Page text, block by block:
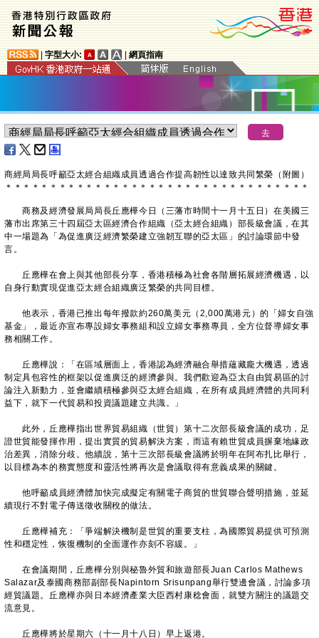
字型大小: 網頁指南
商經局局長呼籲亞太經合組織成員透過合作提高韌性以達致共同繁榮（附圖）
＊ ＊ ＊ ＊ ＊ ＊ ＊ ＊ ＊ ＊ ＊ ＊ ＊ ＊ ＊ ＊ ＊ ＊ ＊ ＊ ＊ ＊ ＊ ＊ ＊ ＊ ＊ ＊ ＊ ＊ ＊ ＊ ＊ ＊
商務及經濟發展局局長丘應樺今日（三藩市時間十一月十五日）在美國三
藩市出席第三十四屆亞太區經濟合作組織（亞太經合組織）部長級會議，在其
中一場題為「為促進廣泛經濟繁榮建立強韌互聯的亞太區」的討論環節中發
言。
丘應樺在會上與其他部長分享，香港積極為社會各階層拓展經濟機遇，以
自身行動實現促進亞太經合組織廣泛繁榮的共同目標。
他表示，香港已推出每年撥款約260萬美元（2,000萬港元）的「婦女自強
基金」，最近亦宣布專設婦女事務組和設立婦女事務專員，全方位督導婦女事
務相關工作。
丘應樺說：「在區域層面上，香港認為經濟融合舉措蘊藏龐大機遇，透過
制定具包容性的框架以促進廣泛的經濟參與。我們歡迎為亞太自由貿易區的討
論注入新動力，並會繼續積極參與亞太經合組織，在所有成員經濟體的共同利
益下，就下一代貿易和投資議題建立共識。」
此外，丘應樺指出世界貿易組織（世貿）第十二次部長級會議的成功，足
證世貿能發揮作用，提出實質的貿易解決方案，而這有賴世貿成員摒棄地緣政
治差異，消除分歧。他續說，第十三次部長級會議將於明年在阿布扎比舉行，
以目標為本的務實態度和靈活性將再次是會議取得有意義成果的關鍵。
他呼籲成員經濟體加快完成擬定有關電子商貿的世貿聯合聲明措施，並延
續現行不對電子傳送徵收關稅的做法。
丘應樺補充：「爭端解決機制是世貿的重要支柱，為國際貿易提供可預測
性和穩定性，恢復機制的全面運作亦刻不容緩。」
在會議期間，丘應樺分別與秘魯外貿和旅遊部長Juan Carlos Mathews
Salazar及泰國商務部副部長Napintorn Srisunpang舉行雙邊會議，討論多項
經貿議題。丘應樺亦與日本經濟產業大臣西村康稔會面，就雙方關注的議題交
流意見。
丘應樺將於星期六（十一月十八日）早上返港。